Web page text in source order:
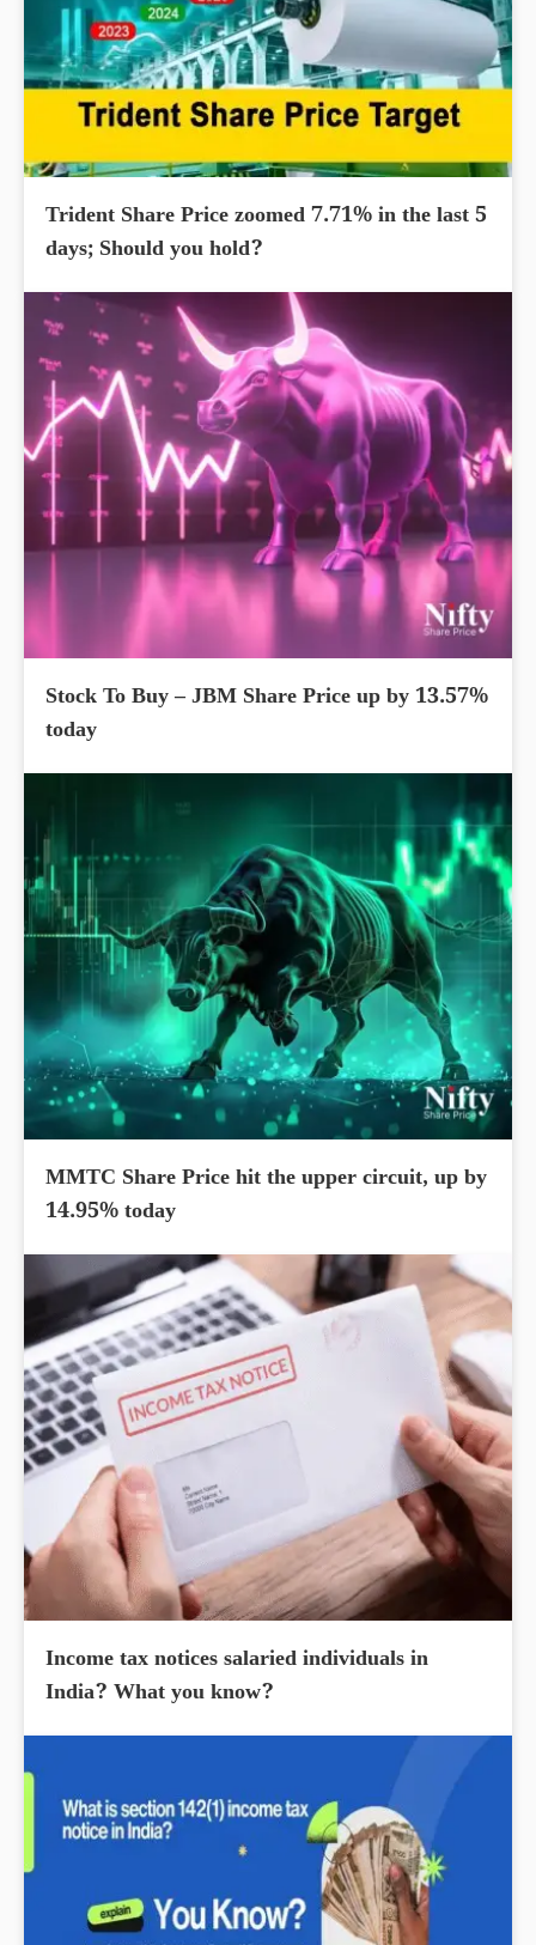
Trident Share Price zoomed 7.71% in the last 5
days; Should you hold?
Stock To Buy – JBM Share Price up by 13.57%
today
MMTC Share Price hit the upper circuit, up by
14.95% today
Income tax notices salaried individuals in
India? What you know?